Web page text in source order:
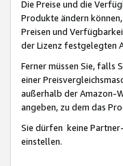
Die Preise und die
Produkte ändern
Preisen und
der Lizenz festgelegten
Ferner müssen Sie, falls
einer
außerhalb der Amazon-
angeben, zu dem das
Sie dürfen keine
einstellen.